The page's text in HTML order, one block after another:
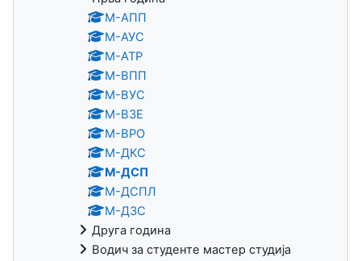
М-АПП
M-АУС
М-АТР
М-ВПП
М-ВУС
М-ВЗЕ
М-ВРО
М-ДКС
М-ДСП
М-ДСПЛ
М-ДЗС
Друга година
Водич за студенте мастер студија